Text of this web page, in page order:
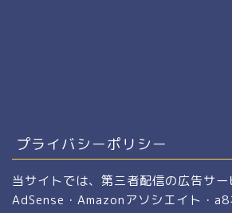
プライバシーポリシー
当サイトでは、第三者配信の広告サ
AdSense・Amazonアソシエイト・